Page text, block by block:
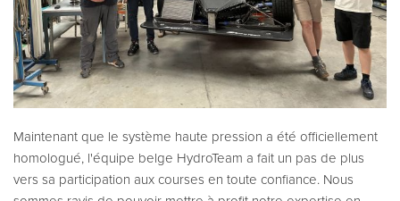
Maintenant que le système haute pression a été officiellement
homologué, l'équipe belge HydroTeam a fait un pas de plus
vers sa participation aux courses en toute confiance. Nous